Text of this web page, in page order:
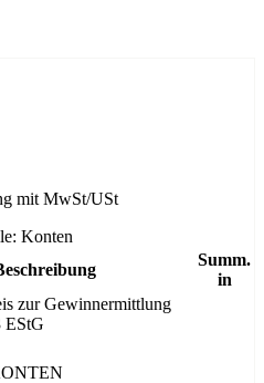
mit MwSt/USt
Konten
Summ.
in
zur Gewinnermittlung
EStG